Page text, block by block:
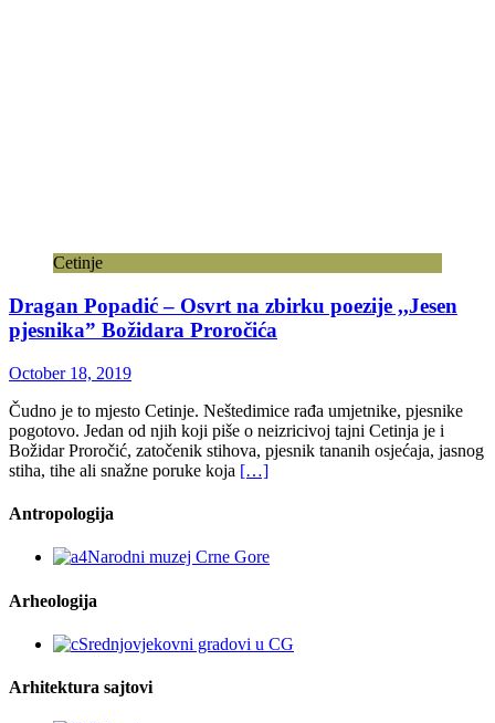
Cetinje
Dragan Popadić – Osvrt na zbirku poezije ,,Jesen
pjesnika” Božidara Proročića
October 18, 2019
Čudno je to mjesto Cetinje. Neštedimice rađa umjetnike, pjesnike
pogotovo. Jedan od njih koji piše o neizricivoj tajni Cetinja je i
Božidar Proročić, zatočenik stihova, pjesnik tananih osjećaja, jasnog
stiha, tihe ali snažne poruke koja […]
Antropologija
Arheologija
Arhitektura sajtovi